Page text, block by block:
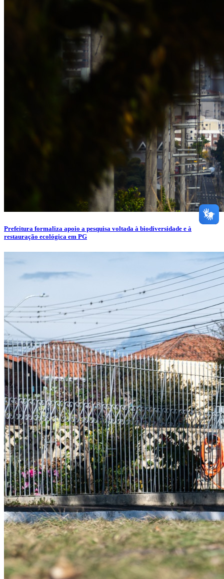
Prefeitura formaliza apoio a pesquisa voltada à biodiversidade e à
restauração ecológica em PG